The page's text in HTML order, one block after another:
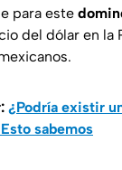
para este
del dólar en la
¿Podría existir
sabemos